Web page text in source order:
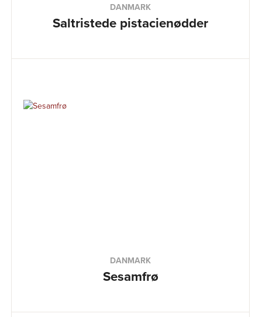
DANMARK
Saltristede pistacienødder
DANMARK
Sesamfrø